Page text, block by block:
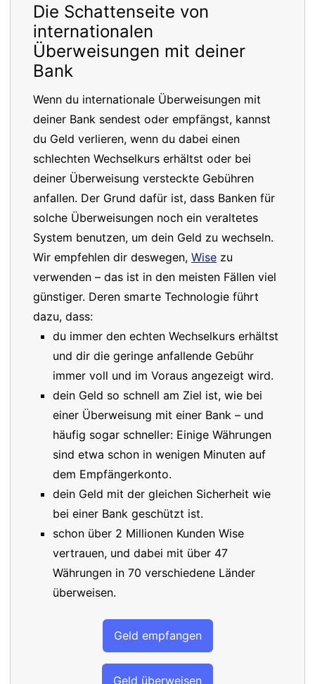
Die Schattenseite von
internationalen
Überweisungen mit deiner
Bank
Wenn du internationale Überweisungen mit
deiner Bank sendest oder empfängst, kannst
du Geld verlieren, wenn du dabei einen
schlechten Wechselkurs erhältst oder bei
deiner Überweisung versteckte Gebühren
anfallen. Der Grund dafür ist, dass Banken für
solche Überweisungen noch ein veraltetes
System benutzen, um dein Geld zu wechseln.
Wir empfehlen dir deswegen, Wise zu
verwenden – das ist in den meisten Fällen viel
günstiger. Deren smarte Technologie führt
dazu, dass:
du immer den echten Wechselkurs erhältst
und dir die geringe anfallende Gebühr
immer voll und im Voraus angezeigt wird.
dein Geld so schnell am Ziel ist, wie bei
einer Überweisung mit einer Bank – und
häufig sogar schneller: Einige Währungen
sind etwa schon in wenigen Minuten auf
dem Empfängerkonto.
dein Geld mit der gleichen Sicherheit wie
bei einer Bank geschützt ist.
schon über 2 Millionen Kunden Wise
vertrauen, und dabei mit über 47
Währungen in 70 verschiedene Länder
überweisen.
Geld empfangen
Geld überweisen